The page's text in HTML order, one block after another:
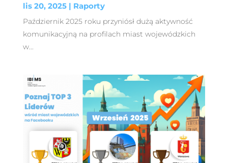
lis 20, 2025| Raporty
Październik 2025 roku przyniósł dużą aktywność
komunikacyjną na profilach miast wojewódzkich
w...